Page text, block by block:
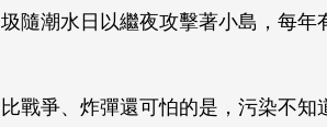
圾隨潮水日以繼夜攻擊著小島，每年
比戰爭、炸彈還可怕的是，污染不